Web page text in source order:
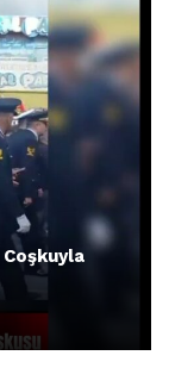
Coşkuyla